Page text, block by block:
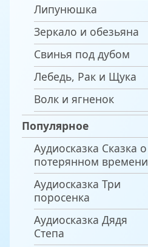
Липунюшка
Зеркало и обезьяна
Свинья под дубом
Лебедь, Рак и Щука
Волк и ягненок
Популярное
Аудиосказка Сказка о
потерянном времени
Аудиосказка Три
поросенка
Аудиосказка Дядя
Степа